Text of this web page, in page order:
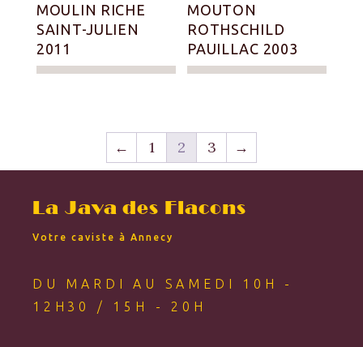
MOULIN RICHE
SAINT-JULIEN
2011
MOUTON
ROTHSCHILD
PAUILLAC 2003
← 1 2 3 →
La Java des Flacons
Votre caviste à Annecy
DU MARDI AU SAMEDI 10H -
12H30 / 15H - 20H